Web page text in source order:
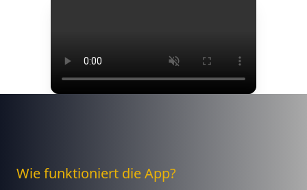
Wie funktioniert die App?